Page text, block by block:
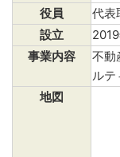
役員
代
設立
事業内容
不動
ルテ
地図